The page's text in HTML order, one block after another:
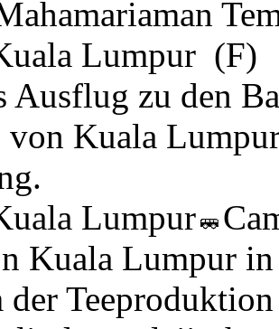
Lumpur (F)
Ausflug zu den
Kuala
Lumpur
Kuala Lumpur
der